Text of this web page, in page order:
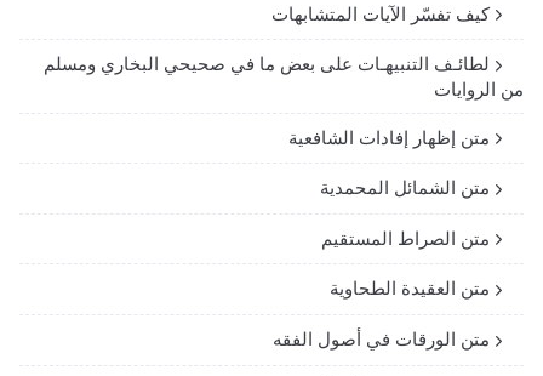
كيف تفسّر الآيات المتشابهات
لطائـف التنبيهـات على بعض ما في صحيحي البخاري ومسلم
من الروايات
متن إظهار إفادات الشافعية
متن الشمائل المحمدية
متن الصراط المستقيم
متن العقيدة الطحاوية
متن الورقات في أصول الفقه